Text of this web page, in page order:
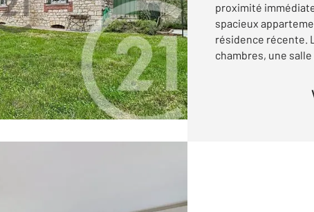
proximité
spacieux
résidence récente.
chambres, une salle